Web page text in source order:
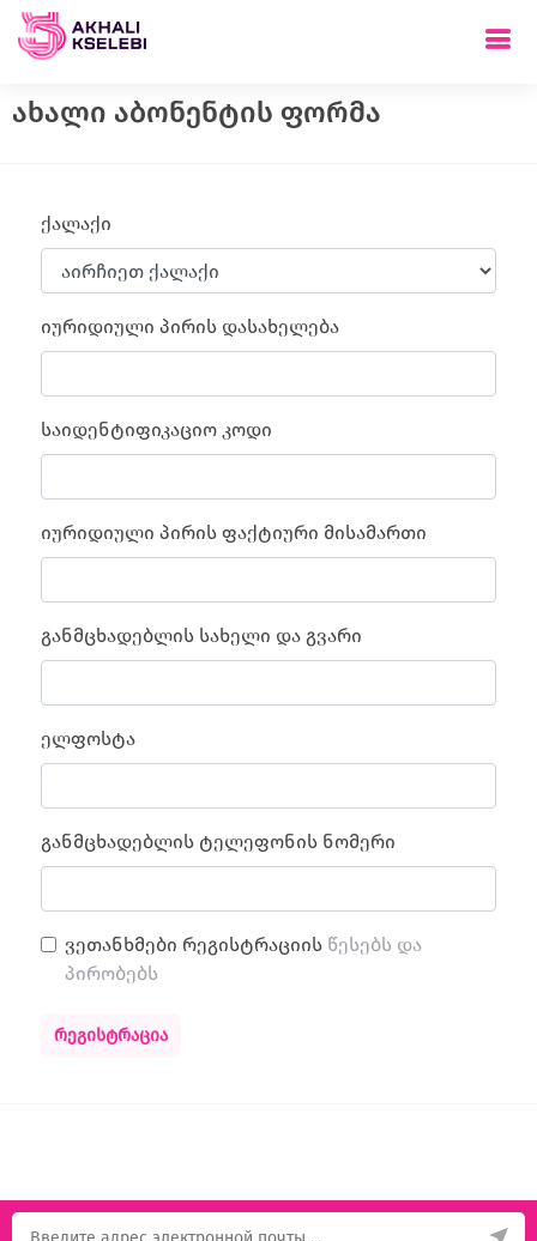
ახალი აბონენტის ფორმა
ქალაქი
იურიდიული პირის დასახელება
საიდენტიფიკაციო კოდი
იურიდიული პირის ფაქტიური მისამართი
განმცხადებლის სახელი და გვარი
ელფოსტა
განმცხადებლის ტელეფონის ნომერი
ვეთანხმები რეგისტრაციის წესებს და
პირობებს
ᲠᲔᲒᲘᲡᲢᲠᲐᲪᲘᲐ